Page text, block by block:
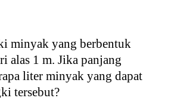
minyak yang berbentuk
alas 1 m. Jika panjang
liter minyak yang dapat
tersebut?